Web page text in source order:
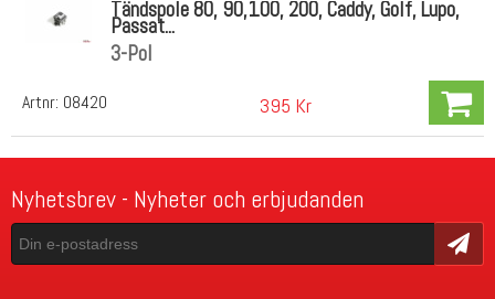
Artnr: 08420
Tändspole 80, 90,100, 200, Caddy, Golf, Lupo,
Passat...
3-Pol
395 Kr
Nyhetsbrev - Nyheter och erbjudanden
Skicka